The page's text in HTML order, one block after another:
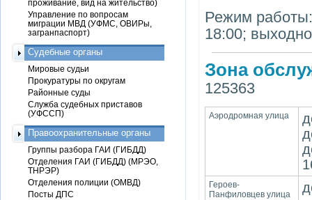
Режим работы:
18:00;
Зона
125363
Аэродромная улица
Героев-
Панфиловцев улица
проживание, вид на жительство)
Управление по вопросам
миграции МВД (УФМС, ОВИРы,
загранпаспорт)
Судебные органы
Мировые судьи
Прокуратуры по округам
Районные суды
Служба судебных приставов
(УФССП)
Правоохранительные органы
Группы разбора ГАИ (ГИБДД)
Отделения ГАИ (ГИБДД) (МРЭО,
ТНРЭР)
Отделения полиции (ОМВД)
Посты ДПС